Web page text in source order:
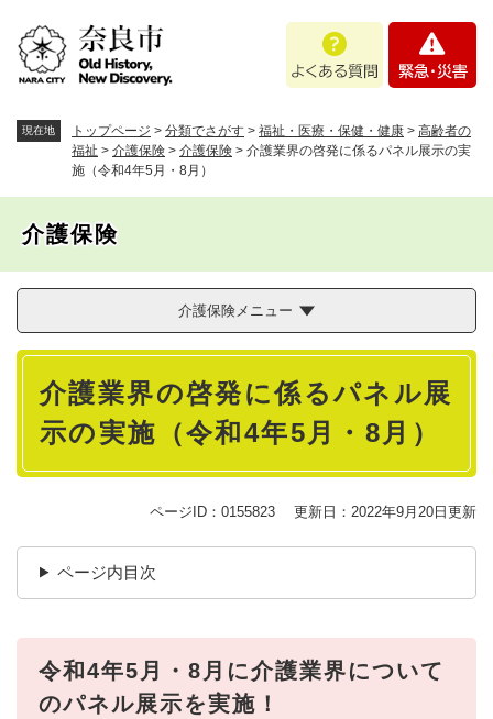
。
あ
問
・
現在地 トップページ > 分類でさがす > 福祉・医療・保健・健康 > 高齢者の
福祉 > 介護保険 > 介護保険 > 介護業界の啓発に係るパネル展示の実
施（令和4年5月・8月）
介護保険
介護保険メニュー
本
介護業界の啓発に係るパネル展
示の実施（令和4年5月・8月）
ページID：0155823 更新日：2022年9月20日更新
ページ内目次
令和4年5月・8月に介護業界について
のパネル展示を実施！